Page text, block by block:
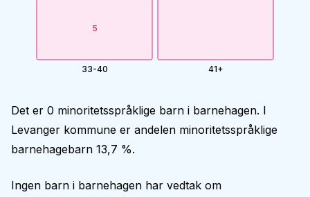
5
33-40 41+
Det er 0 minoritetsspråklige barn i barnehagen. I
Levanger kommune er andelen minoritetsspråklige
barnehagebarn 13,7 %.
Ingen barn i barnehagen har vedtak om